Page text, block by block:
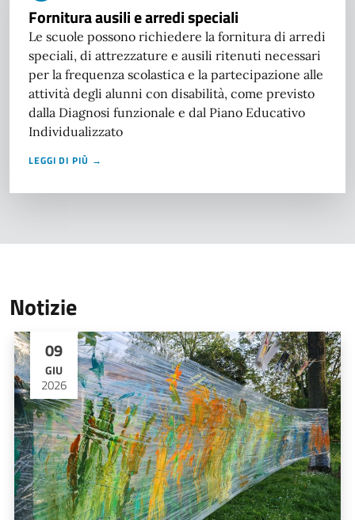
Fornitura ausili e arredi speciali
Le scuole possono richiedere la fornitura di arredi
speciali, di attrezzature e ausili ritenuti necessari
per la frequenza scolastica e la partecipazione alle
attività degli alunni con disabilità, come previsto
dalla Diagnosi funzionale e dal Piano Educativo
Individualizzato
LEGGI DI PIÙ →
Notizie
09
GIU
2026